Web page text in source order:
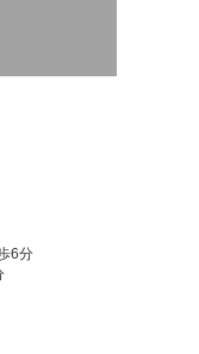
6分